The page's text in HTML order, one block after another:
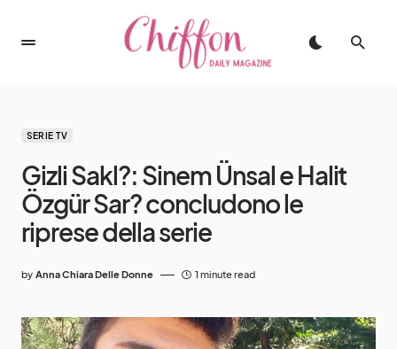
SERIE TV
Gizli Sakl?: Sinem Ünsal e Halit
Özgür Sar? concludono le
riprese della serie
by Anna Chiara Delle Donne 1 minute read